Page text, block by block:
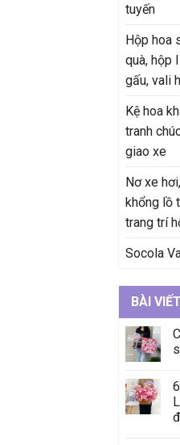
tuyến
Hộp hoa
quà, hộp
gấu, vali
Kệ hoa
tranh
giao xe
Nơ xe
khổng lồ
trang trí
Socola
BÀI